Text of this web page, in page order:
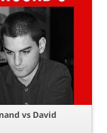
vs David